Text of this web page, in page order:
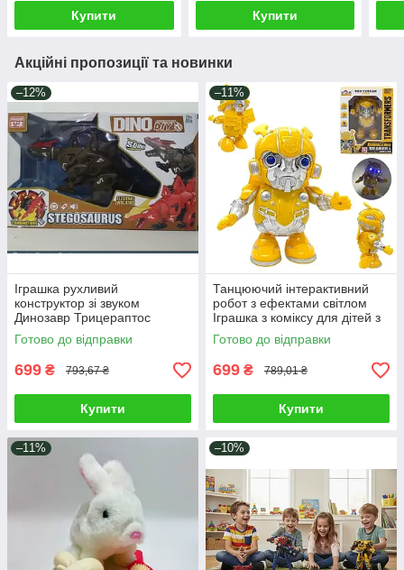
Купити Купити
Акційні пропозиції та новинки
–12%
Іграшка рухливий
конструктор зі звуком
Динозавр Трицераптос
великий 23 см Рухаються
паща хвіст та ноги
Готово до відправки
699 ₴ 793,67 ₴
Купити
–11%
Танцюючий інтерактивний
робот з ефектами світлом
Іграшка з коміксу для дітей з
крильцями антенками
Готово до відправки
699 ₴ 789,01 ₴
Купити
–11% –10%